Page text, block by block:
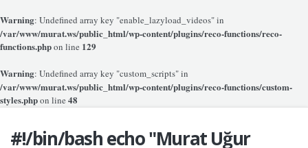
Warning: Undefined array key "enable_lazyload_videos" in
/var/www/murat.ws/public_html/wp-content/plugins/reco-functions/reco-
functions.phpon line 129
Warning: Undefined array key "custom_scripts" in
/var/www/murat.ws/public_html/wp-content/plugins/reco-functions/custom-
styles.phpon line 48
#!/bin/bash echo "Murat Uğur